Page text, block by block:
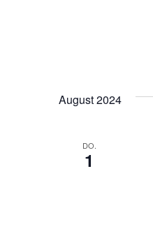
August 2024
DO.
1